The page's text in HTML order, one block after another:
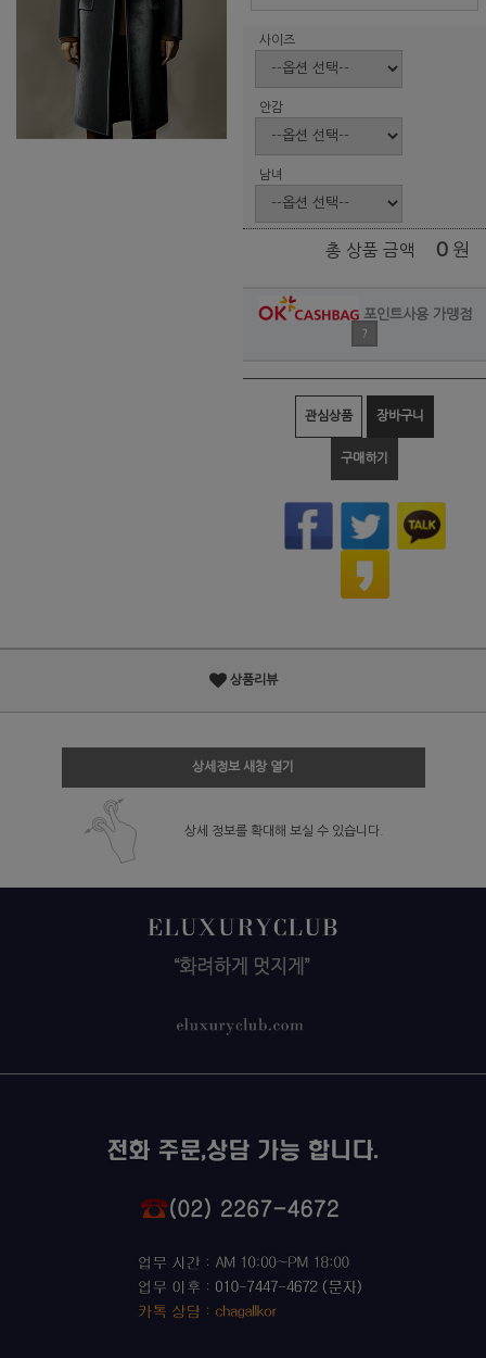
사이즈
안감
남녀
총 상품 금액 0 원
포인트사용 가맹점
?
관심상품 장바구니
구매하기
상품리뷰
상세정보 새창 열기
상세 정보를 확대해 보실 수 있습니다.